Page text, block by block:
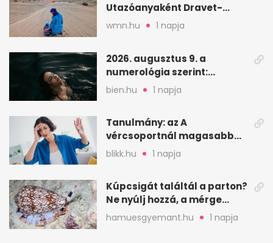
Utazóanyaként Dravet-
szindrómás kislányával is
wmn.hu 1 napja
2026. augusztus 9. a
numerológia szerint:
lezárás, megbocsátás,
bien.hu 1 napja
Tanulmány: az A
vércsoportnál magasabb
lehet a sztrók kockázata
blikk.hu 1 napja
Kúpcsigát találtál a parton?
Ne nyúlj hozzá, a mérge
halálos is lehet
hamuesgyemant.hu 1 napja